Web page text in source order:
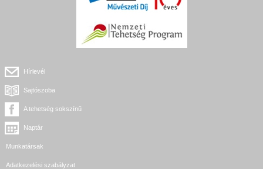
Hírlevél
Sajtószoba
A tehetség sokszínű
Naptár
Munkatársak
Adatkezelési szabályzat